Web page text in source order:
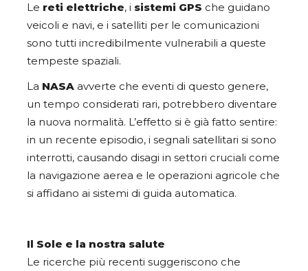
Le reti elettriche, i sistemi GPS che guidano
veicoli e navi, e i satelliti per le comunicazioni
sono tutti incredibilmente vulnerabili a queste
tempeste spaziali.
La NASA avverte che eventi di questo genere,
un tempo considerati rari, potrebbero diventare
la nuova normalità. L’effetto si è già fatto sentire:
in un recente episodio, i segnali satellitari si sono
interrotti, causando disagi in settori cruciali come
la navigazione aerea e le operazioni agricole che
si affidano ai sistemi di guida automatica.
Il Sole e la nostra salute
Le ricerche più recenti suggeriscono che